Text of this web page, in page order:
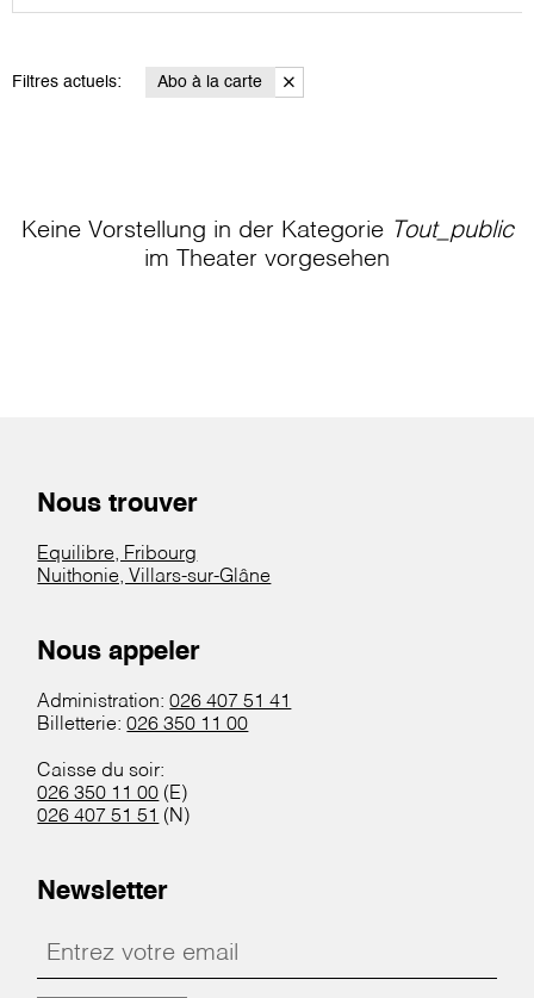
Filtres actuels: Abo à la carte
Keine Vorstellung in der Kategorie Tout_public
im Theater vorgesehen
Nous trouver
Equilibre, Fribourg
Nuithonie, Villars-sur-Glâne
Nous appeler
Administration:026 407 51 41
Billetterie:026 350 11 00
Caisse du soir:
026 350 11 00 (E)
026 407 51 51 (N)
Newsletter